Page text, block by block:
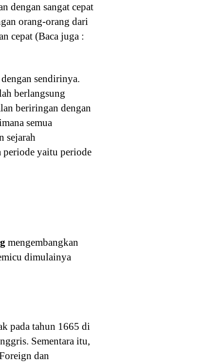
dengan sangat cepat
orang-orang dari
cepat (Baca juga :
sendirinya.
berlangsung
beriringan dengan
semua
sejarah
periode yaitu periode
mengembangkan
dimulainya
pada tahun 1665 di
Sementara itu,
dan